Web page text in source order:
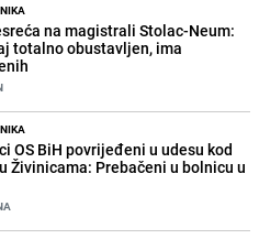
na magistrali Stolac-Neum:
totalno obustavljen, ima
OS BiH povrijeđeni u udesu kod
Živinicama: Prebačeni u bolnicu u